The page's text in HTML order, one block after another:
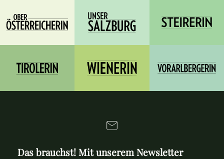
Das brauchst! Mit unserem Newsletter